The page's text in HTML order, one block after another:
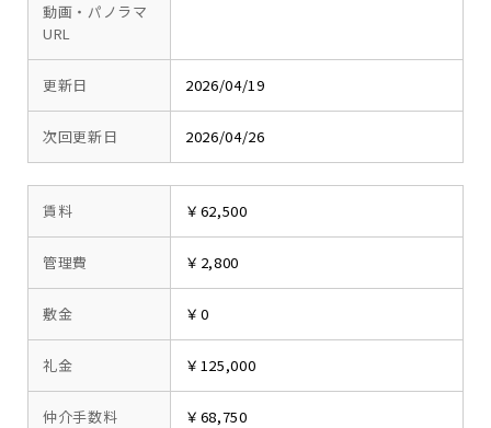
動画・パノラマ
URL
更新日 2026/04/19
次回更新日 2026/04/26
賃料 ￥62,500
管理費 ￥2,800
敷金 ￥0
礼金 ￥125,000
仲介手数料 ￥68,750